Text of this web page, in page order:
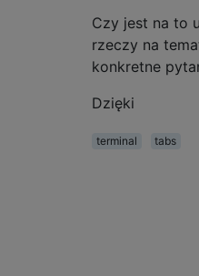
Czy jest na to
rzeczy na
konkretne
Dzięki
terminal
tabs